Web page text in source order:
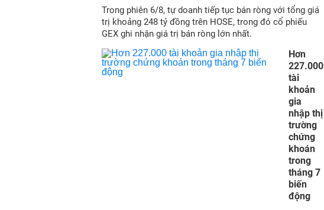
Trong phiên 6/8, tự doanh tiếp tục bán ròng với tổng giá
trị khoảng 248 tỷ đồng trên HOSE, trong đó cổ phiếu
GEX ghi nhận giá trị bán ròng lớn nhất.
Hơn
227.000
tài
khoản
gia
nhập thị
trường
chứng
khoán
trong
tháng 7
biến
động